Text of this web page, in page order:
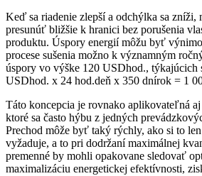
Keď sa riadenie zlepší a odchýlka sa zníži,
presunúť bližšie k hranici bez porušenia
produktu. Úspory energií môžu byť
procese sušenia možno k významným
úspory vo výške 120 USDhod., týkajúcich
USDhod. x 24 hod.deň x 350 dnírok = 1
Táto koncepcia je rovnako aplikovateľná
ktoré sa často hýbu z jedných
Prechod môže byť taký rýchly, ako si to
vyžaduje, a to pri dodržaní maximálnej
premenné by mohli opakovane sledovať
maximalizáciu energetickej efektívnosti,